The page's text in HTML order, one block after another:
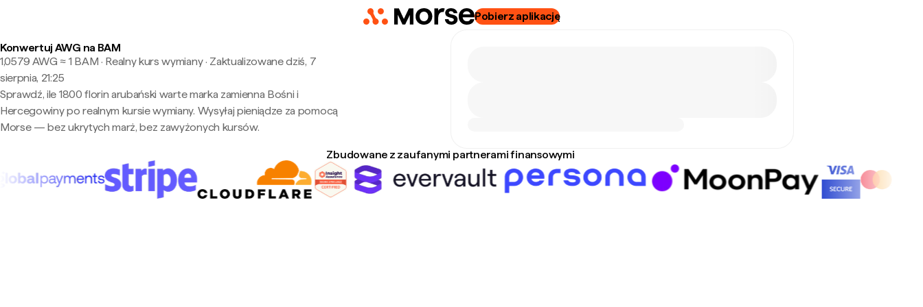
Pobierz aplikację
Konwertuj AWG na BAM
1,0579 AWG ≈ 1 BAM · Realny kurs wymiany· Zaktualizowane dziś, 7
sierpnia, 21:25
Sprawdź, ile 1800 florin arubański warte marka zamienna Bośni i
Hercegowiny po realnym kursie wymiany. Wysyłaj pieniądze za pomocą
Morse — bez ukrytych marż, bez zawyżonych kursów.
Zbudowane z zaufanymi partnerami finansowymi